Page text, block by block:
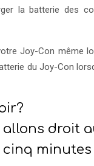
la batterie des
Joy-Con même
du Joy-Con
droit
minutes